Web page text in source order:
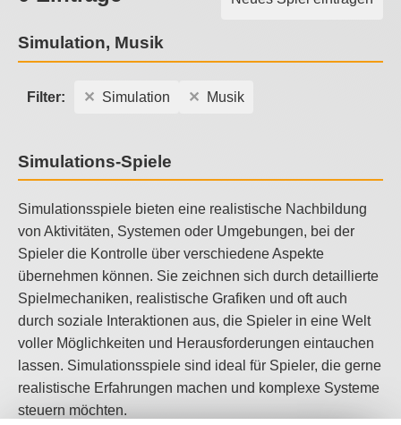
Simulation, Musik
Filter: Simulation Musik
Simulations-Spiele
Simulationsspiele bieten eine realistische Nachbildung
von Aktivitäten, Systemen oder Umgebungen, bei der
Spieler die Kontrolle über verschiedene Aspekte
übernehmen können. Sie zeichnen sich durch detaillierte
Spielmechaniken, realistische Grafiken und oft auch
durch soziale Interaktionen aus, die Spieler in eine Welt
voller Möglichkeiten und Herausforderungen eintauchen
lassen. Simulationsspiele sind ideal für Spieler, die gerne
realistische Erfahrungen machen und komplexe Systeme
steuern möchten.